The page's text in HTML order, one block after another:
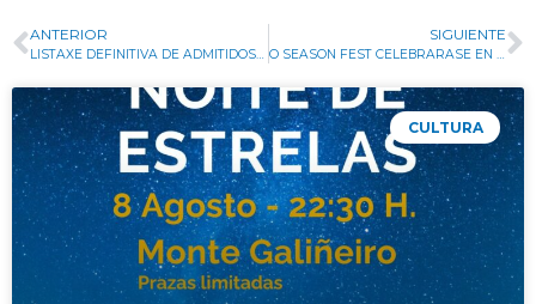
ANTERIOR
LISTAXE DEFINITIVA DE ADMITIDOS/AS NO CAMPUS DE VERÁN – GONDOVERÁN 2023
SIGUIENTE
O SEASON FEST CELEBRARASE EN GONDOMAR
CULTURA